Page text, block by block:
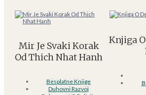
Mir Je Svaki Korak
Od Thich Nhat Hanh
Besplatne Knjige
Duhovni Razvoj
Knjiga